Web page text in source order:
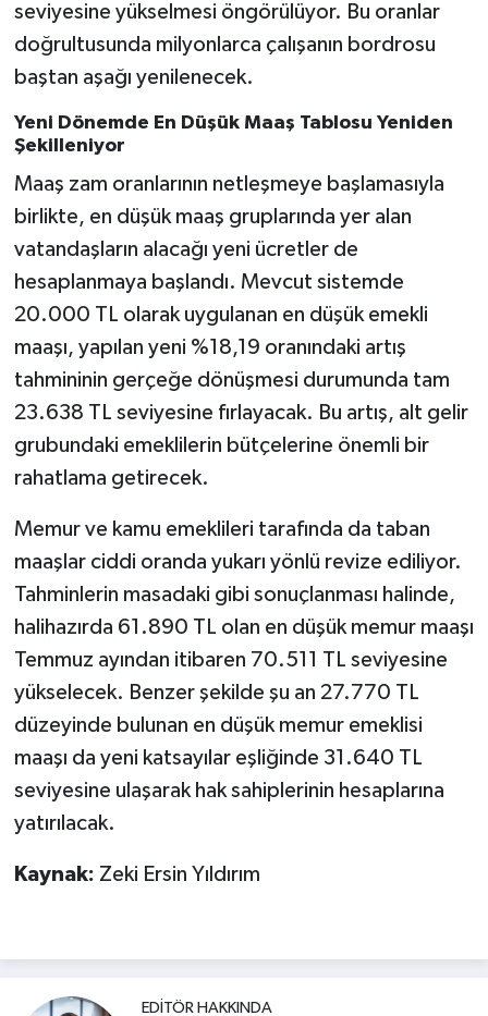
seviyesine yükselmesi öngörülüyor. Bu oranlar
doğrultusunda milyonlarca çalışanın bordrosu
baştan aşağı yenilenecek.
Yeni Dönemde En Düşük Maaş Tablosu Yeniden
Şekilleniyor
Maaş zam oranlarının netleşmeye başlamasıyla
birlikte, en düşük maaş gruplarında yer alan
vatandaşların alacağı yeni ücretler de
hesaplanmaya başlandı. Mevcut sistemde
20.000 TL olarak uygulanan en düşük emekli
maaşı, yapılan yeni %18,19 oranındaki artış
tahmininin gerçeğe dönüşmesi durumunda tam
23.638 TL seviyesine fırlayacak. Bu artış, alt gelir
grubundaki emeklilerin bütçelerine önemli bir
rahatlama getirecek.
Memur ve kamu emeklileri tarafında da taban
maaşlar ciddi oranda yukarı yönlü revize ediliyor.
Tahminlerin masadaki gibi sonuçlanması halinde,
halihazırda 61.890 TL olan en düşük memur maaşı
Temmuz ayından itibaren 70.511 TL seviyesine
yükselecek. Benzer şekilde şu an 27.770 TL
düzeyinde bulunan en düşük memur emeklisi
maaşı da yeni katsayılar eşliğinde 31.640 TL
seviyesine ulaşarak hak sahiplerinin hesaplarına
yatırılacak.
Kaynak: Zeki Ersin Yıldırım
EDITÖR HAKKINDA